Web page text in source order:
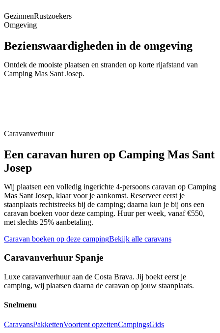
GezinnenRustzoekers
Omgeving
Bezienswaardigheden in de omgeving
Ontdek de mooiste plaatsen en stranden op korte rijafstand van
Camping Mas Sant Josep.
Platja d'Aro
📍Baix Empordà
Calonge
Sant Feliu de Guíxols
Caravanverhuur
Een caravan huren op Camping Mas Sant
Josep
Wij plaatsen een volledig ingerichte 4-persoons caravan op Camping
Mas Sant Josep, klaar voor je aankomst. Reserveer eerst je
staanplaats rechtstreeks bij de camping; daarna kun je bij ons een
caravan boeken voor deze camping. Huur per week, vanaf €550,
met slechts 25% aanbetaling.
Caravan boeken op deze campingBekijk alle caravans
Caravanverhuur Spanje
Luxe caravanverhuur aan de Costa Brava. Jij boekt eerst je
camping, wij plaatsen daarna de caravan op jouw staanplaats.
Snelmenu
CaravansPakkettenVoortent opzettenCampingsGids